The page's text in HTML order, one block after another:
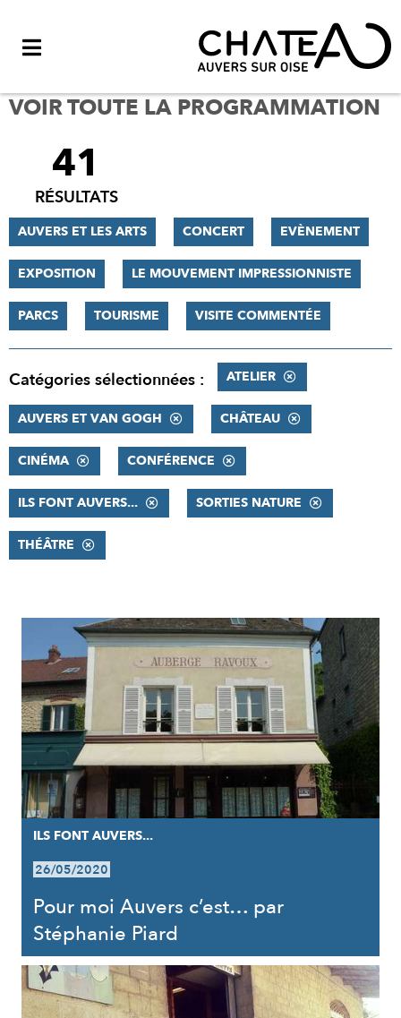
VOIR TOUTE LA PROGRAMMATION
FILTRER
RÉSULTATS
41
RÉSULTATS
AUVERS ET LES ARTS CONCERT EVÈNEMENT
EXPOSITION LE MOUVEMENT IMPRESSIONNISTE
PARCS TOURISME VISITE COMMENTÉE
Catégories sélectionnées : ATELIER
AUVERS ET VAN GOGH CHÂTEAU
CINÉMA CONFÉRENCE
ILS FONT AUVERS... SORTIES NATURE
THÉÂTRE
RÉSULTATS
ILS FONT AUVERS...
26/05/2020
Pour moi Auvers c’est… par
Stéphanie Piard